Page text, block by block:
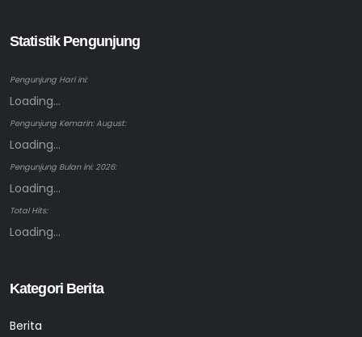
Statistik Pengunjung
Pengunjung Hari ini:
Loading...
Pengunjung Kemarin: August:
Loading...
Pengunjung Bulan ini: 2026:
Loading...
Total Hits:
Loading...
Kategori Berita
Berita